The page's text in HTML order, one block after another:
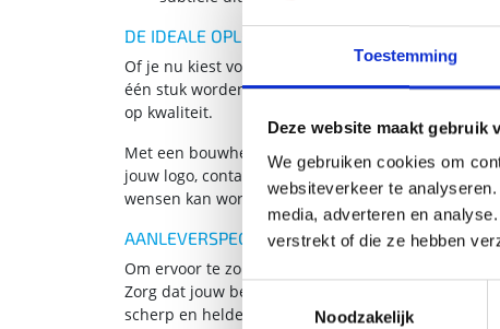
Toestemming
Deze website maakt gebruik
We gebruiken cookies om
websiteverkeer te
media, adverteren en
verstrekt of die ze hebben
Toestemmingsselectie
Noodzakelijk
DE IDEALE OPLOSSING VOOR ELKE SITUATIE
Of je nu kiest voor Bisonyl of Mesh, jouw
één stuk worden geleverd. Bij grotere afmetingen
op kwaliteit.
Met een bouwhekdoek maak je jouw project niet
jouw logo, contactgegevens, of zelfs een volledig
wensen kan worden aangepast.
AANLEVERSPECIFICATIES VOOR EEN PERFECT
Om ervoor te zorgen dat jouw bouwhek
Zorg dat jouw bestand de juiste afmetingen en
scherp en helder over.